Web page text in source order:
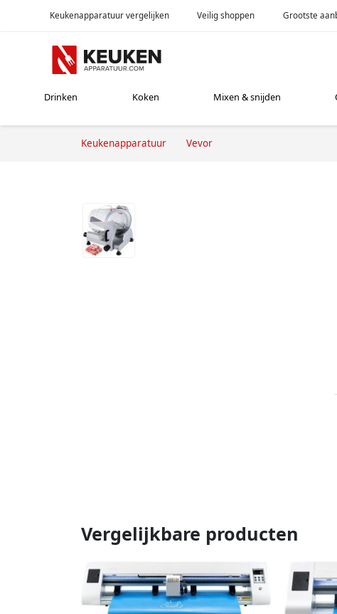
Keukenapparatuur vergelijken Veilig shoppen Grootste
Drinken Koken Mixen & snijden
Keukenapparatuur Vevor
Vergelijkbare producten